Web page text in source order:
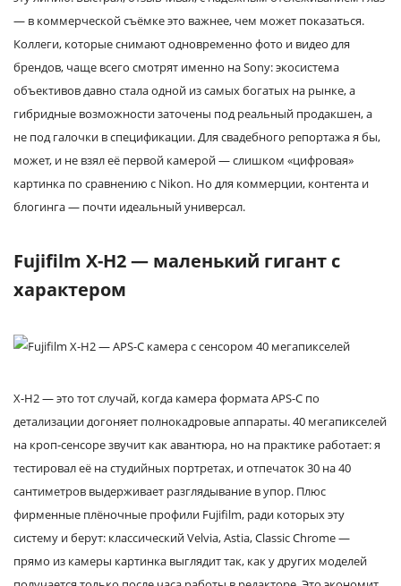
— в коммерческой съёмке это важнее, чем может показаться.
Коллеги, которые снимают одновременно фото и видео для
брендов, чаще всего смотрят именно на Sony: экосистема
объективов давно стала одной из самых богатых на рынке, а
гибридные возможности заточены под реальный продакшен, а
не под галочки в спецификации. Для свадебного репортажа я бы,
может, и не взял её первой камерой — слишком «цифровая»
картинка по сравнению с Nikon. Но для коммерции, контента и
блогинга — почти идеальный универсал.
Fujifilm X-H2 — маленький гигант с
характером
X-H2 — это тот случай, когда камера формата APS-C по
детализации догоняет полнокадровые аппараты. 40 мегапикселей
на кроп-сенсоре звучит как авантюра, но на практике работает: я
тестировал её на студийных портретах, и отпечаток 30 на 40
сантиметров выдерживает разглядывание в упор. Плюс
фирменные плёночные профили Fujifilm, ради которых эту
систему и берут: классический Velvia, Astia, Classic Chrome —
прямо из камеры картинка выглядит так, как у других моделей